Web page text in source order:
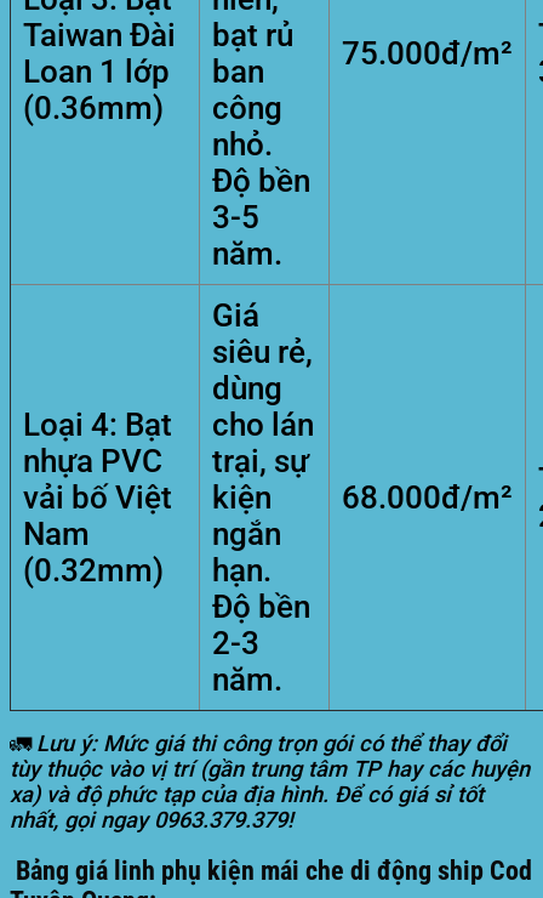
Taiwan Đài
Loan 1 lớp
(0.36mm)
bạt rủ
ban
công
nhỏ.
Độ bền
3-5
năm.
75.000đ/m²
Loại 4: Bạt
nhựa PVC
vải bố Việt
Nam
(0.32mm)
Giá
siêu rẻ,
dùng
cho lán
trại, sự
kiện
ngắn
hạn.
Độ bền
2-3
năm.
68.000đ/m²
🚛Lưu ý: Mức giá thi công trọn gói có thể thay đổi
tùy thuộc vào vị trí (gần trung tâm TP hay các huyện
xa) và độ phức tạp của địa hình. Để có giá sỉ tốt
nhất, gọi ngay 0963.379.379!
Bảng giá linh phụ kiện mái che di động ship Cod